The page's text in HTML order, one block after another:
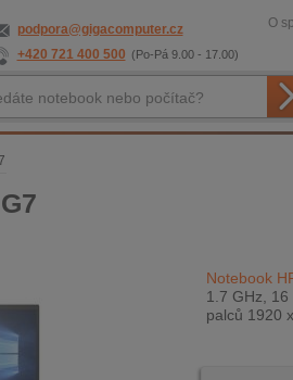
podpora@gigacomputer.cz
+420 721 400 500 (Po-Pá 9.00 - 17.00)
O
Notebook
1.7 GHz,
palců 1920